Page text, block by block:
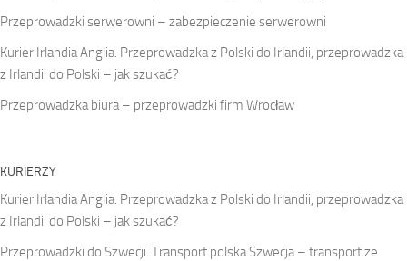
Przeprowadzki serwerowni – zabezpieczenie serwerowni
Kurier Irlandia Anglia. Przeprowadzka z Polski do Irlandii, przeprowadzka
z Irlandii do Polski – jak szukać?
Przeprowadzka biura – przeprowadzki firm Wrocław
KURIERZY
Kurier Irlandia Anglia. Przeprowadzka z Polski do Irlandii, przeprowadzka
z Irlandii do Polski – jak szukać?
Przeprowadzki do Szwecji. Transport polska Szwecja – transport ze